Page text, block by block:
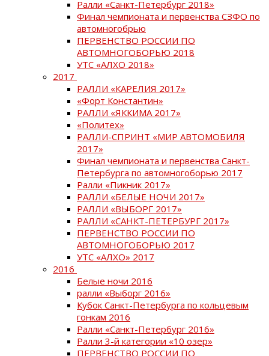
Ралли «Санкт-Петербург 2018»
Финал чемпионата и первенства СЗФО по
автомногобрью
ПЕРВЕНСТВО РОССИИ ПО
АВТОМНОГОБОРЬЮ 2018
УТС «АЛХО 2018»
2017
РАЛЛИ «КАРЕЛИЯ 2017»
«Форт Константин»
РАЛЛИ «ЯККИМА 2017»
«Политех»
РАЛЛИ-СПРИНТ «МИР АВТОМОБИЛЯ
2017»
Финал чемпионата и первенства Санкт-
Петербурга по автомногоборью 2017
Ралли «Пикник 2017»
РАЛЛИ «БЕЛЫЕ НОЧИ 2017»
РАЛЛИ «ВЫБОРГ 2017»
РАЛЛИ «САНКТ-ПЕТЕРБУРГ 2017»
ПЕРВЕНСТВО РОССИИ ПО
АВТОМНОГОБОРЬЮ 2017
УТС «АЛХО» 2017
2016
Белые ночи 2016
ралли «Выборг 2016»
Кубок Санкт-Петербурга по кольцевым
гонкам 2016
Ралли «Санкт-Петербург 2016»
Ралли 3-й категории «10 озер»
ПЕРВЕНСТВО РОССИИ ПО